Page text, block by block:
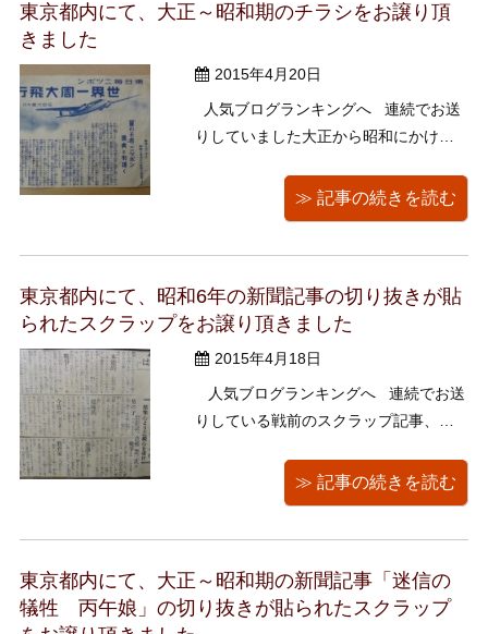
保年間か ...
東京都内にて、大正～昭和期のチラシをお譲り頂
きました
2015年4月20日
人気ブログランキングへ 連続でお送
りしていました大正から昭和にかけて
日が最後になります。 読むのが辛くな
るような戦況を伝える記事がびっしり
た。 ...
≫ 記事の続きを読む
東京都内にて、昭和6年の新聞記事の切り抜きが貼
られたスクラップをお譲り頂きました
2015年4月18日
人気ブログランキングへ 連続でお送
りしている戦前のスクラップ記事、本
たします。 昭和6年と言えば、満州事変
が起きた年です。 （以下、誤字脱字が
≫ 記事の続きを読む
東京都内にて、大正～昭和期の新聞記事「迷信の
犠牲 丙午娘」の切り抜きが貼られたスクラップ